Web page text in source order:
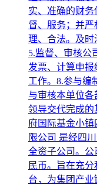
实、准确的财
督、服务；并
理、合法。及时
5.监督、审核公
发票、计算申
工作。8.参与编
与审核本单位
领导交代完成的
府国际基金小
限公司 是经四
全资子公司。公
民币。旨在充
台，为集团产